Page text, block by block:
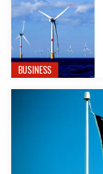
BUSINESS